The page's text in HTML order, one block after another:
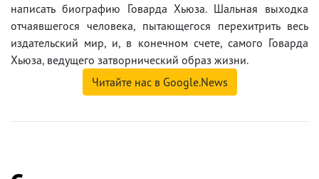
написать биографию Говарда Хьюза. Шальная выходка
отчаявшегося человека, пытающегося перехитрить весь
издательский мир, и, в конечном счете, самого Говарда
Хьюза, ведущего затворнический образ жизни.
Читайте нас в Google.News